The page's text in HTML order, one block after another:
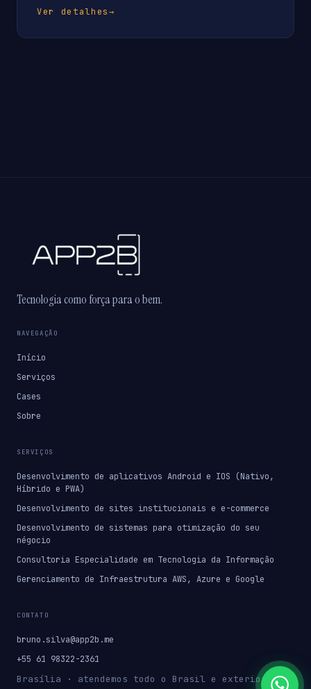
Ver detalhes→
Tecnologia como força para o bem.
NAVEGAÇÃO
Início
Serviços
Cases
Sobre
SERVIÇOS
Desenvolvimento de aplicativos Android e IOS (Nativo,
Híbrido e PWA)
Desenvolvimento de sites institucionais e e-commerce
Desenvolvimento de sistemas para otimização do seu
négocio
Consultoria Especialidade em Tecnologia da Informação
Gerenciamento de Infraestrutura AWS, Azure e Google
CONTATO
bruno.silva@app2b.me
+55 61 98322-2361
Brasília · atendemos todo o Brasil e exterior